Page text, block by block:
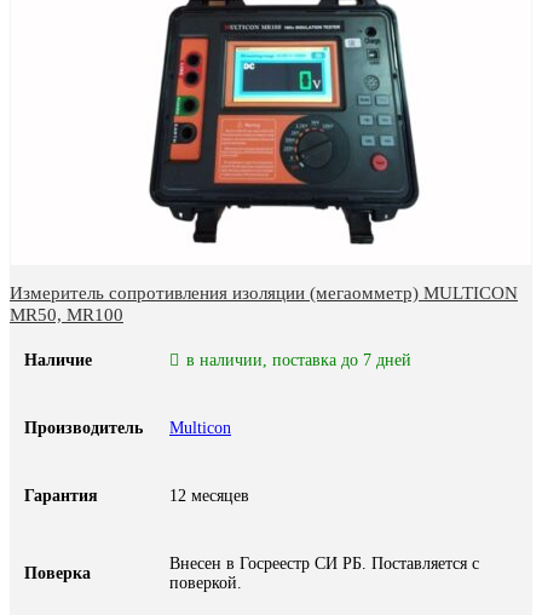
Измеритель сопротивления изоляции (мегаомметр) MULTICON
MR50, MR100
Наличие в наличии, поставка до 7 дней
Производитель Multicon
Гарантия 12 месяцев
Поверка
Внесен в Госреестр СИ РБ. Поставляется с
поверкой.